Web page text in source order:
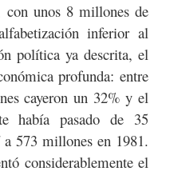
con unos 8 millones de
inferior al
política ya descrita, el
profunda: entre
cayeron un 32% y el
había pasado de 35
573 millones en 1981.
considerablemente el